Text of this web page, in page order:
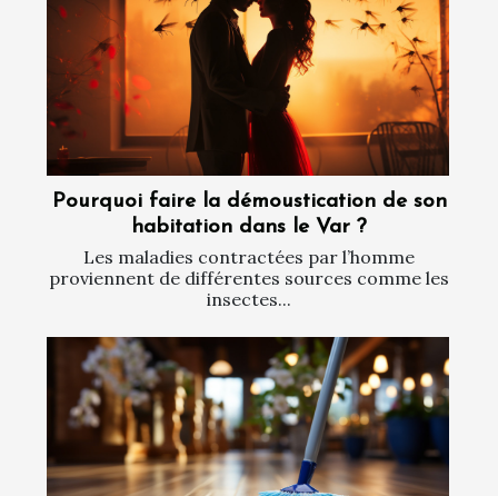
Pourquoi faire la démoustication de son
habitation dans le Var ?
Les maladies contractées par l’homme
proviennent de différentes sources comme les
insectes...